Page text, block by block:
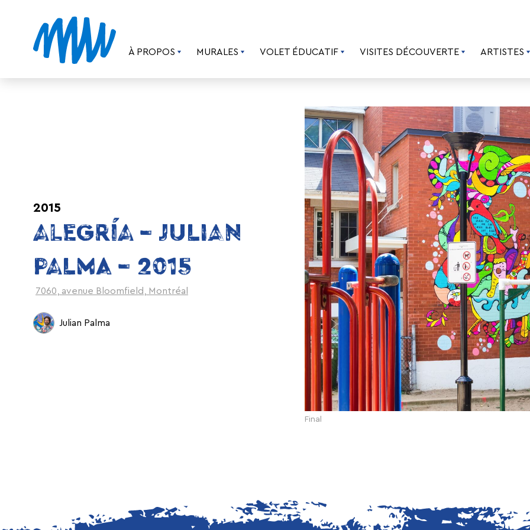
À PROPOS MURALES VOLET ÉDUCATIF VISITES DÉCOUVERTE ARTISTES
2015
ALEGRÍA – JULIAN
PALMA – 2015
7060, avenue Bloomfield, Montréal
Julian Palma
Final